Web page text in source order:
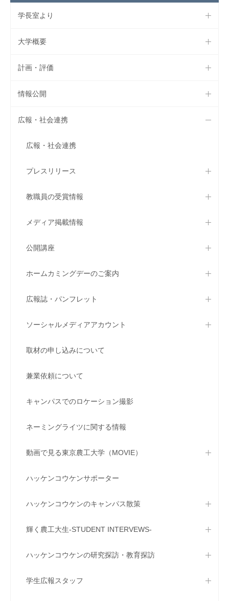
学長室より
大学概要
計画・評価
情報公開
広報・社会連携
広報・社会連携
プレスリリース
教職員の受賞情報
メディア掲載情報
公開講座
ホームカミングデーのご案内
広報誌・パンフレット
ソーシャルメディアアカウント
取材の申し込みについて
兼業依頼について
キャンパスでのロケーション撮影
ネーミングライツに関する情報
動画で見る東京農工大学（MOVIE）
ハッケンコウケンサポーター
ハッケンコウケンのキャンパス散策
輝く農工大生-STUDENT INTERVEWS-
ハッケンコウケンの研究探訪・教育探訪
学生広報スタッフ